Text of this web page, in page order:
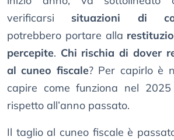
verificarsi situazioni di
potrebbero portare alla
percepite. Chi rischia di dover
al cuneo fiscale? Per capirlo è
capire come funziona nel
rispetto all’anno passato.
Il taglio al cuneo fiscale è